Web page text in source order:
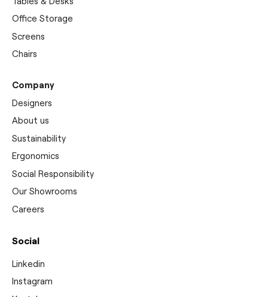
Office Storage
Screens
Chairs
Company
Designers
About us
Sustainability
Ergonomics
Social Responsibility
Our Showrooms
Careers
Social
Linkedin
Instagram